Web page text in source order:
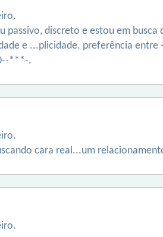
passivo, discreto e estou em
e ...plicidade. preferência
***-.
cara real...um